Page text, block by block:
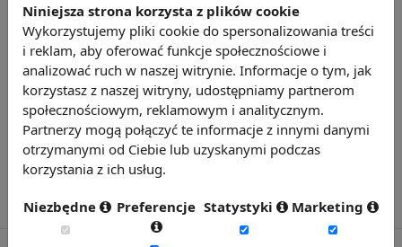
Niniejsza strona korzysta z plików cookie
Wykorzystujemy pliki cookie do spersonalizowania treści
i reklam, aby oferować funkcje społecznościowe i
analizować ruch w naszej witrynie. Informacje o tym, jak
korzystasz z naszej witryny, udostępniamy partnerom
społecznościowym, reklamowym i analitycznym.
Partnerzy mogą połączyć te informacje z innymi danymi
otrzymanymi od Ciebie lub uzyskanymi podczas
korzystania z ich usług.
Niezbędne Preferencje Statystyki Marketing